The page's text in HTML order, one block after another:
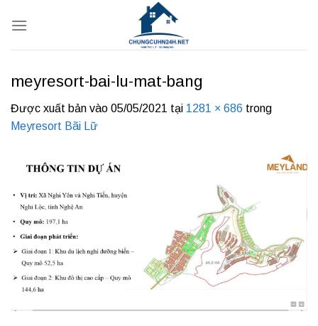
qua
meyresort-bai-lu-mat-bang
Được xuất bản vào 05/05/2021 tại 1281 × 686 trong
Meyresort Bãi Lữ